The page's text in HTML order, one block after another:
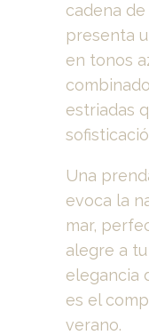
cadena
presenta
en tonos
estriadas
Una
evoca la
mar,
alegre a
elegancia
es el
verano.